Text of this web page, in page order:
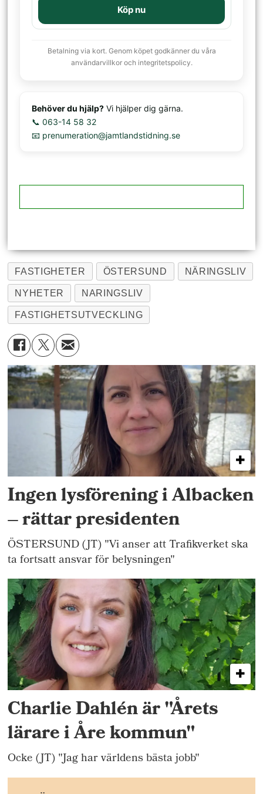
Köp nu
Betalning via kort. Genom köpet godkänner du våra
användarvillkor och integritetspolicy.
Behöver du hjälp? Vi hjälper dig gärna.
📞 063-14 58 32
📧 prenumeration@jamtlandstidning.se
FASTIGHETER ÖSTERSUND NÄRINGSLIV
NYHETER NARINGSLIV
FASTIGHETSUTVECKLING
Ingen lysförening i Albacken
– rättar presidenten
ÖSTERSUND (JT) "Vi anser att Trafikverket ska
ta fortsatt ansvar för belysningen"
Charlie Dahlén är "Årets
lärare i Åre kommun"
Ocke (JT) "Jag har världens bästa jobb"